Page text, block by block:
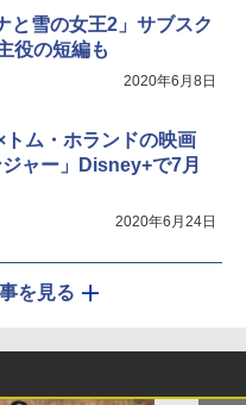
と雪の女王2」サブスク
役の短編も
2020年6月8日
トム・ホランドの映画
ジャー」Disney+で7月
2020年6月24日
を見る